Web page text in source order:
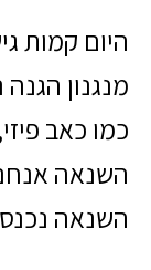
היום קמות
מנגנון
כמו כאב
השנאה
השנאה